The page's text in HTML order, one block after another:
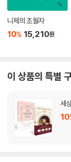
니체의 초월자
10% 15,210원
이 상품의 특별
세
10